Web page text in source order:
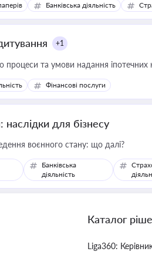
Банківська діяльність
+1
процеси та умови надання іпотечних
Фінансові послуги
наслідки для бізнесу
воєнного стану: що далі?
Банківська
діяльність
Каталог
Liga360: